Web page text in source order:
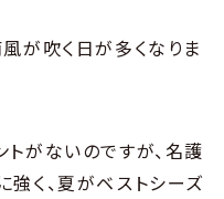
が吹く日が多くなりま
がないのですが、名護
く、夏がベストシーズ